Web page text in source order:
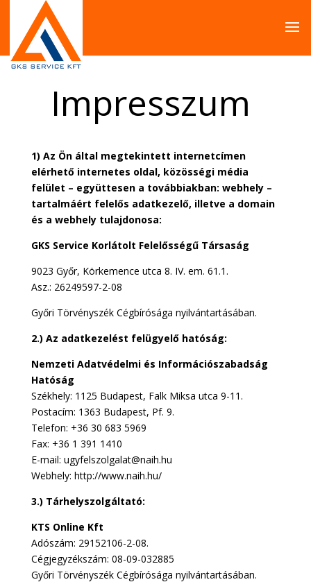
Impresszum
1) Az Ön által megtekintett internetcímen
elérhető internetes oldal, közösségi média
felület – együttesen a továbbiakban: webhely –
tartalmáért felelős adatkezelő, illetve a domain
és a webhely tulajdonosa:
GKS Service Korlátolt Felelősségű Társaság
9023 Győr, Körkemence utca 8. IV. em. 61.1.
Asz.: 26249597-2-08
Győri Törvényszék Cégbírósága nyilvántartásában.
2.) Az adatkezelést felügyelő hatóság:
Nemzeti Adatvédelmi és Információszabadság
Hatóság
Székhely: 1125 Budapest, Falk Miksa utca 9-11.
Postacím: 1363 Budapest, Pf. 9.
Telefon: +36 30 683 5969
Fax: +36 1 391 1410
E-mail: ugyfelszolgalat@naih.hu
Webhely: http://www.naih.hu/
3.) Tárhelyszolgáltató:
KTS Online Kft
Adószám: 29152106-2-08.
Cégjegyzékszám: 08-09-032885
Győri Törvényszék Cégbírósága nyilvántartásában.